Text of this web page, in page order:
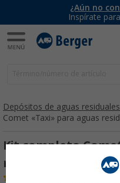
¿Aún no
Inspírate
Depósitos de aguas
Comet «Taxi» para aguas
Kit completo
residuales de 25